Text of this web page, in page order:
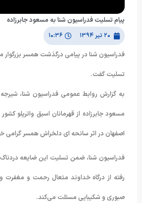
پیام تسلیت فدراسیون شنا به مسعود جابرزاده
۲۰ تیر ۱۳۹۴ ۱۰:۳۶
فدراسیون شنا در پیامی درگذشت همسر بزرگوار
تسلیت گفت.
به گزارش روابط عمومی فدراسیون شنا، شیرجه
مسعود جابرزاده از قهرمانان اسبق واترپلو
اصفهان در اثر سانحه ای دلخراش همسر گرامی
فدراسیون شنا، ضمن تسلیت این ضایعه دردناک
رفته از درگاه خداوند متعال رحمت و مغفرت
صبوری و شکیبایی مسئلت می‌کند.